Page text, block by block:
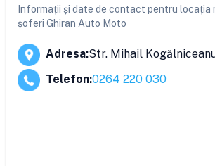
Informații și date de contact pentru locația
șoferi Ghiran Auto Moto
Adresa:Str. Mihail
Telefon:0264 220 030